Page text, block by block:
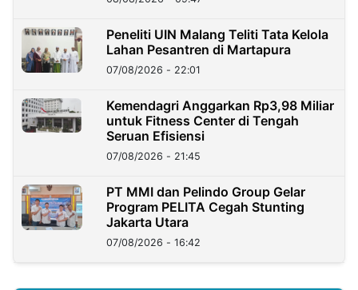
Peneliti UIN Malang Teliti Tata Kelola
Lahan Pesantren di Martapura
07/08/2026 - 22:01
Kemendagri Anggarkan Rp3,98 Miliar
untuk Fitness Center di Tengah
Seruan Efisiensi
07/08/2026 - 21:45
PT MMI dan Pelindo Group Gelar
Program PELITA Cegah Stunting
Jakarta Utara
07/08/2026 - 16:42